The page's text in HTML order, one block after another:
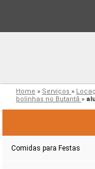
Home » Serviços »
bolinhas no Butantã »
Comidas para Festas